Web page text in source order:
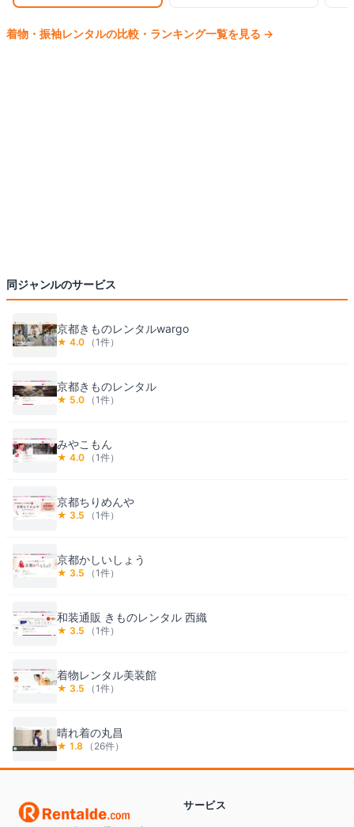
着物・振袖レンタルの比較・ランキング一覧を見る →
同ジャンルのサービス
京都きものレンタルwargo
★ 4.0 （1件）
京都きものレンタル
★ 5.0 （1件）
みやこもん
★ 4.0 （1件）
京都ちりめんや
★ 3.5 （1件）
京都かしいしょう
★ 3.5 （1件）
和装通販 きものレンタル 西織
★ 3.5 （1件）
着物レンタル美装館
★ 3.5 （1件）
晴れ着の丸昌
★ 1.8 （ 26件）
サービス